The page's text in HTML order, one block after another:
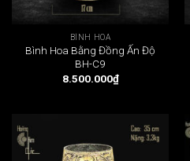
BÌNH HOA
Bình Hoa Bằng Đồng Ấn Độ
BH-C9
8.500.000₫